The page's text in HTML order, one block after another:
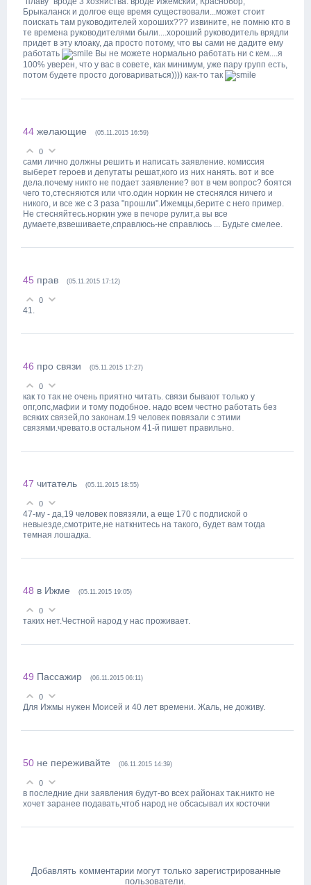
Брыкаланск и долгое еще время существовали...может стоит
поискать там руководителей хороших??? извините, не помню кто в
те времена руководителями были....хороший руководитель врядли
придет в эту клоаку, да просто потому, что вы сами не дадите ему
работать
Вы не можете нормально работать ни с кем....я
100% уверен, что у вас в совете, как минимум, уже пару групп есть,
потом будете просто договариваться)))) как-то так
44 желающие (05.11.2015 16:59)
0
сами лично должны решить и написать заявление. комиссия
выберет героев и депутаты решат,кого из них нанять. вот и все
дела.почему никто не подает заявление? вот в чем вопрос? боятся
чего то,стесняются или что.один норкин не стеснялся ничего и
никого, и все же с 3 раза "прошли".Ижемцы,берите с него пример.
Не стесняйтесь.норкин уже в печоре рулит,а вы все
думаете,взвешиваете,справлюсь-не справлюсь ... Будьте смелее.
45 прав (05.11.2015 17:12)
0
41.
46 про связи (05.11.2015 17:27)
0
как то так не очень приятно читать. связи бывают только у
опг,опс,мафии и тому подобное. надо всем честно работать без
всяких связей,по законам.19 человек повязали с этими
связями.чревато.в остальном 41-й пишет правильно.
47 читатель (05.11.2015 18:55)
0
47-му - да,19 человек повязяли, а еще 170 с подпиской о
невыезде,смотрите,не наткнитесь на такого, будет вам тогда
темная лошадка.
48 в Ижме (05.11.2015 19:05)
0
таких нет.Честной народ у нас проживает.
49 Пассажир (06.11.2015 06:11)
0
Для Ижмы нужен Моисей и 40 лет времени. Жаль, не доживу.
50 не переживайте (06.11.2015 14:39)
0
в последние дни заявления будут-во всех районах так.никто не
хочет заранее подавать,чтоб народ не обсасывал их косточки
Добавлять комментарии могут только зарегистрированные
пользователи.